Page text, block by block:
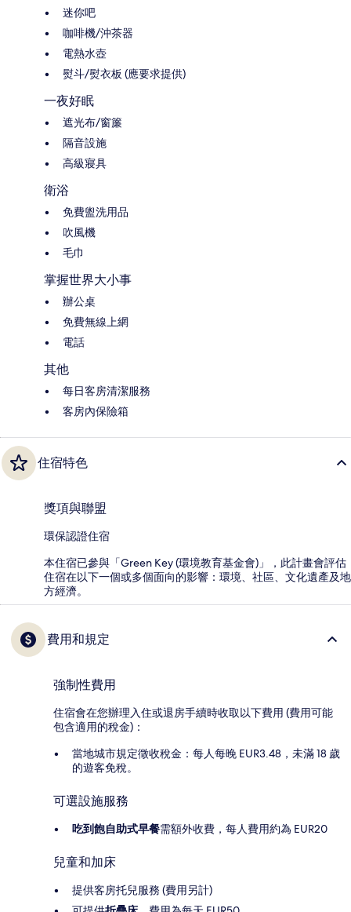
迷你吧
咖啡機/沖茶器
電熱水壺
熨斗/熨衣板 (應要求提供)
一夜好眠
遮光布/窗簾
隔音設施
高級寢具
衛浴
免費盥洗用品
吹風機
毛巾
掌握世界大小事
辦公桌
免費無線上網
電話
其他
每日客房清潔服務
客房內保險箱
住宿特色
獎項與聯盟
環保認證住宿
本住宿已參與「Green Key (環境教育基金會)」，此計畫會評估
住宿在以下一個或多個面向的影響：環境、社區、文化遺產及地
方經濟。
費用和規定
強制性費用
住宿會在您辦理入住或退房手續時收取以下費用 (費用可能
包含適用的稅金)：
當地城市規定徵收稅金：每人每晚 EUR3.48，未滿 18 歲
的遊客免稅。
可選設施服務
吃到飽自助式早餐需額外收費，每人費用約為 EUR20
兒童和加床
提供客房托兒服務 (費用另計)